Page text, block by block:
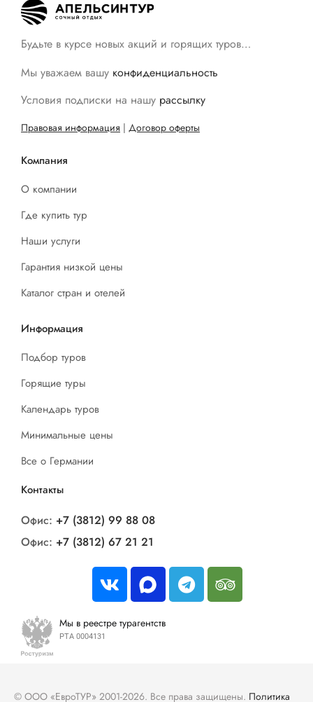
Будьте в курсе новых акций и горящих туров…
Мы уважаем вашу конфиденциальность
Условия подписки на нашу рассылку
Правовая информация | Договор оферты
Компания
О компании
Где купить тур
Наши услуги
Гарантия низкой цены
Каталог стран и отелей
Информация
Подбор туров
Горящие туры
Календарь туров
Минимальные цены
Все о Германии
Контакты
Офис: +7 (3812) 99 88 08
Офис: +7 (3812) 67 21 21
Мы в реестре турагентств
РТА 0004131
© ООО «ЕвроТУР» 2001-2026. Все права защищены. Политика